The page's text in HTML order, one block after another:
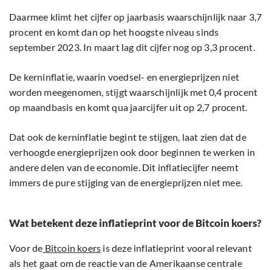
Daarmee klimt het cijfer op jaarbasis waarschijnlijk naar 3,7
procent en komt dan op het hoogste niveau sinds
september 2023. In maart lag dit cijfer nog op 3,3 procent.
De kerninflatie, waarin voedsel- en energieprijzen niet
worden meegenomen, stijgt waarschijnlijk met 0,4 procent
op maandbasis en komt qua jaarcijfer uit op 2,7 procent.
Dat ook de kerninflatie begint te stijgen, laat zien dat de
verhoogde energieprijzen ook door beginnen te werken in
andere delen van de economie. Dit inflatiecijfer neemt
immers de pure stijging van de energieprijzen niet mee.
Wat betekent deze inflatieprint voor de Bitcoin koers?
Voor de Bitcoin koers is deze inflatieprint vooral relevant
als het gaat om de reactie van de Amerikaanse centrale